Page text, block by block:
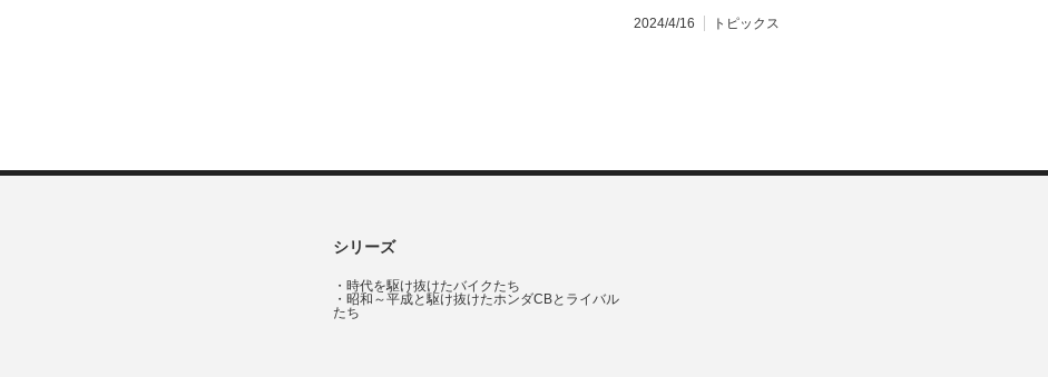
2024/4/16 トピックス
シリーズ
・ 時代を駆け抜けたバイクたち
・ 昭和～平成と駆け抜けたホンダCBとライバル
たち